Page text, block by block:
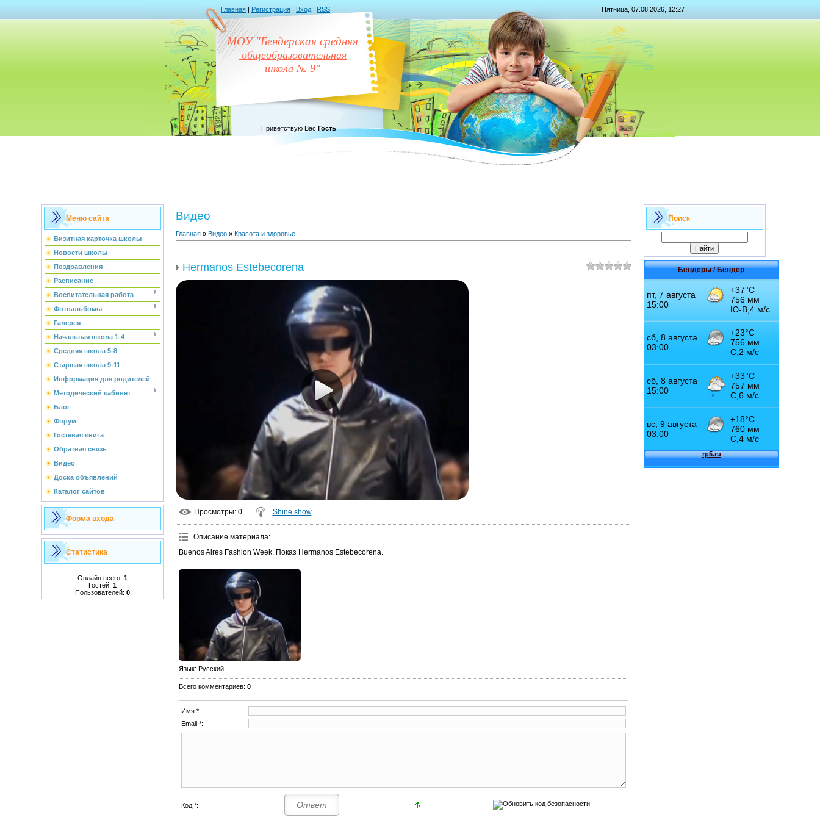
Главная | Регистрация | Вход | RSS Пятница, 07.08.2026, 12:27
МОУ "Бендерская средняя
общеобразовательная
школа № 9"
Приветствую Вас Гость
Меню сайта
Визитная карточка школы
Новости школы
Поздравления
Расписание
Воспитательная работа
Фотоальбомы
Галерея
Начальная школа 1-4
Средняя школа 5-8
Старшая школа 9-11
Информация для родителей
Методический кабинет
Блог
Форум
Гостевая книга
Обратная связь
Видео
Доска объявлений
Каталог сайтов
Форма входа
Статистика
Онлайн всего: 1
Гостей: 1
Пользователей: 0
Видео
Главная» Видео» Красота и здоровье
Hermanos Estebecorena
Просмотры: 0 Shine show
Описание материала:
Buenos Aires Fashion Week. Показ Hermanos Estebecorena.
Язык: Русский
Всего комментариев: 0
Имя *:
Email *:
Код *:
Поиск
Бендеры / Бендер